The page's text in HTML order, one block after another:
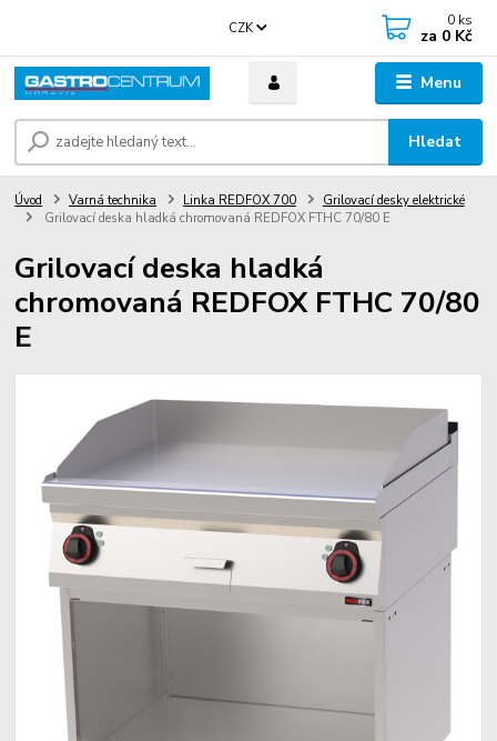
Menu
CZK
Hledat
0 ks
za 0 Kč
Úvod Varná technika Linka REDFOX 700
Grilovací desky elektrické
Grilovací deska hladká chromovaná REDFOX FTHC 70/80 E
Grilovací deska hladká
chromovaná REDFOX FTHC 70/80
E